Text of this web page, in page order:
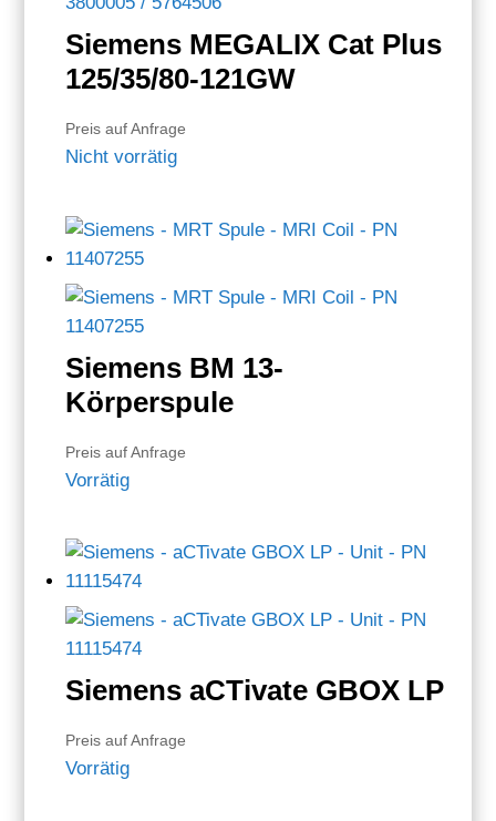
Siemens MEGALIX Cat Plus
125/35/80-121GW
Preis auf Anfrage
Nicht vorrätig
Siemens BM 13-
Körperspule
Preis auf Anfrage
Vorrätig
Siemens aCTivate GBOX LP
Preis auf Anfrage
Vorrätig